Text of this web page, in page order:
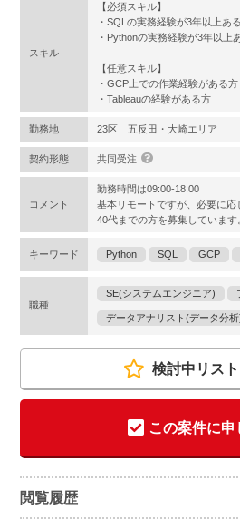
スキル
【必須スキル】
・SQLの実務経験が3年以上あ
・Pythonの実務経験が3年以上
【任意スキル】
・GCP上での作業経験がある方
・Tableauの経験がある方
勤務地 23区 五反田・大崎エリア
契約形態 共同受注
コメント
勤務時間は09:00-18:00
基本リモートですが、必要に応
40代までの方を募集しています
キーワード Python SQL GCP
職種
SE(システムエンジニア)
データアナリスト(データ分析
検討中リス
この案件に申
閲覧履歴